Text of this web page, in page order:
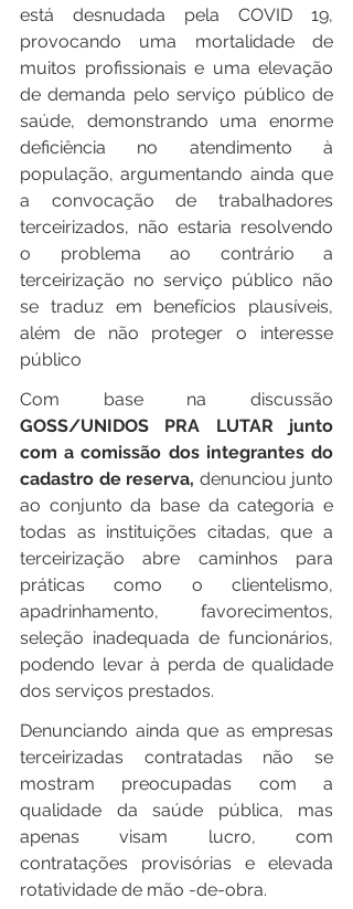
está desnudada pela COVID 19,
provocando uma mortalidade de
muitos profissionais e uma elevação
de demanda pelo serviço público de
saúde, demonstrando uma enorme
deficiência no atendimento à
população, argumentando ainda que
a convocação de trabalhadores
terceirizados, não estaria resolvendo
o problema ao contrário a
terceirização no serviço público não
se traduz em benefícios plausíveis,
além de não proteger o interesse
público
GOSS/UNIDOS PRA LUTAR junto
com a comissão dos integrantes do
cadastro de reserva, denunciou junto
ao conjunto da base da categoria e
todas as instituições citadas, que a
terceirização abre caminhos para
práticas como o clientelismo,
apadrinhamento, favorecimentos,
seleção inadequada de funcionários,
podendo levar à perda de qualidade
dos serviços prestados.
Denunciando ainda que as empresas
terceirizadas contratadas não se
mostram preocupadas com a
qualidade da saúde pública, mas
apenas visam lucro, com
contratações provisórias e elevada
rotatividade de mão -de-obra.